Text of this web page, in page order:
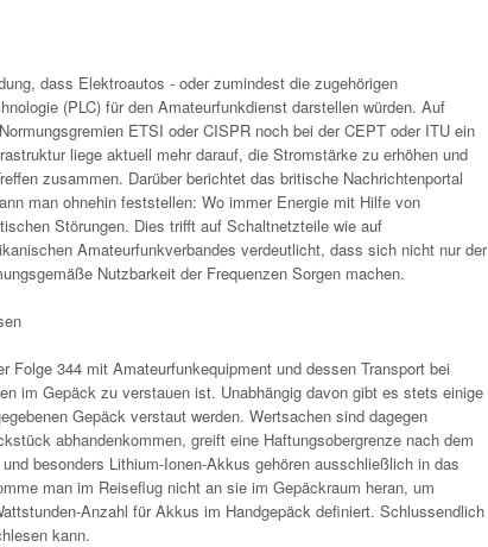
dass Elektroautos - oder zumindest die zugehörigen
(PLC) für den Amateurfunkdienst darstellen würden. Auf
ETSI oder CISPR noch bei der CEPT oder ITU ein
liege aktuell mehr darauf, die Stromstärke zu erhöhen und
zusammen. Darüber berichtet das britische Nachrichtenportal
man ohnehin feststellen: Wo immer Energie mit Hilfe von
Störungen. Dies trifft auf Schaltnetzteile wie auf
Amateurfunkverbandes verdeutlicht, dass sich nicht nur der
Nutzbarkeit der Frequenzen Sorgen machen.
344 mit Amateurfunkequipment und dessen Transport bei
im Gepäck zu verstauen ist. Unabhängig davon gibt es stets einige
Gepäck verstaut werden. Wertsachen sind dagegen
abhandenkommen, greift eine Haftungsobergrenze nach dem
besonders Lithium-Ionen-Akkus gehören ausschließlich in das
man im Reiseflug nicht an sie im Gepäckraum heran, um
Anzahl für Akkus im Handgepäck definiert. Schlussendlich
kann.